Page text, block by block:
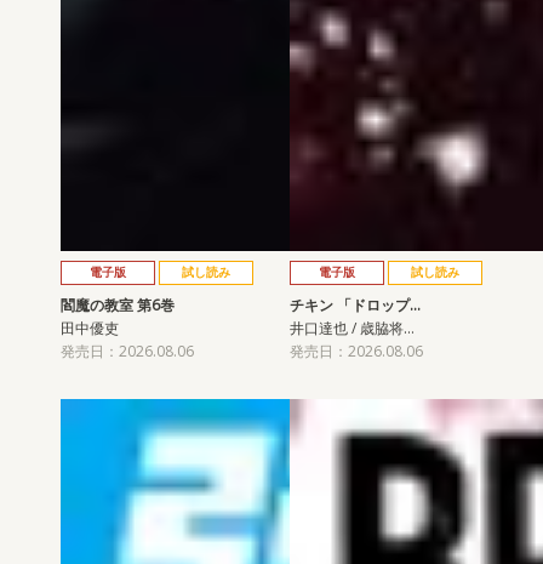
電子版 試し読み
閻魔の教室 第6巻
田中優吏
発売日：2026.08.06
電子版 試し読み
チキン 「ドロップ…
井口達也 / 歳脇将…
発売日：2026.08.06